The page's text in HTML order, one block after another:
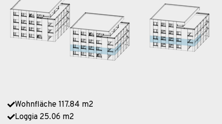
Wohnfläche 117.84 m2
Loggia 25.06 m2